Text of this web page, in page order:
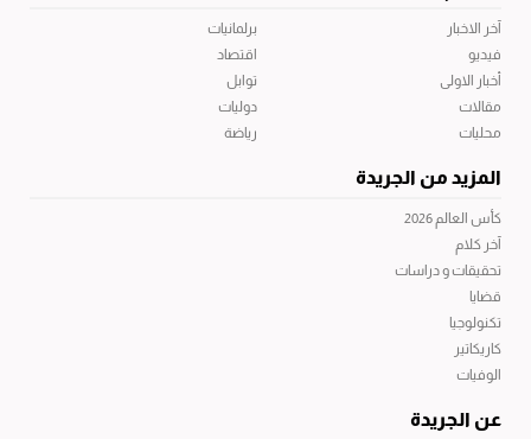
آخر الاخبار
فيديو
أخبار الاولى
مقالات
محليات
برلمانيات
اقتصاد
توابل
دوليات
رياضة
المزيد من الجريدة
كأس العالم 2026
آخر كلام
تحقيقات و دراسات
قضايا
تكنولوجيا
كاريكاتير
الوفيات
عن الجريدة